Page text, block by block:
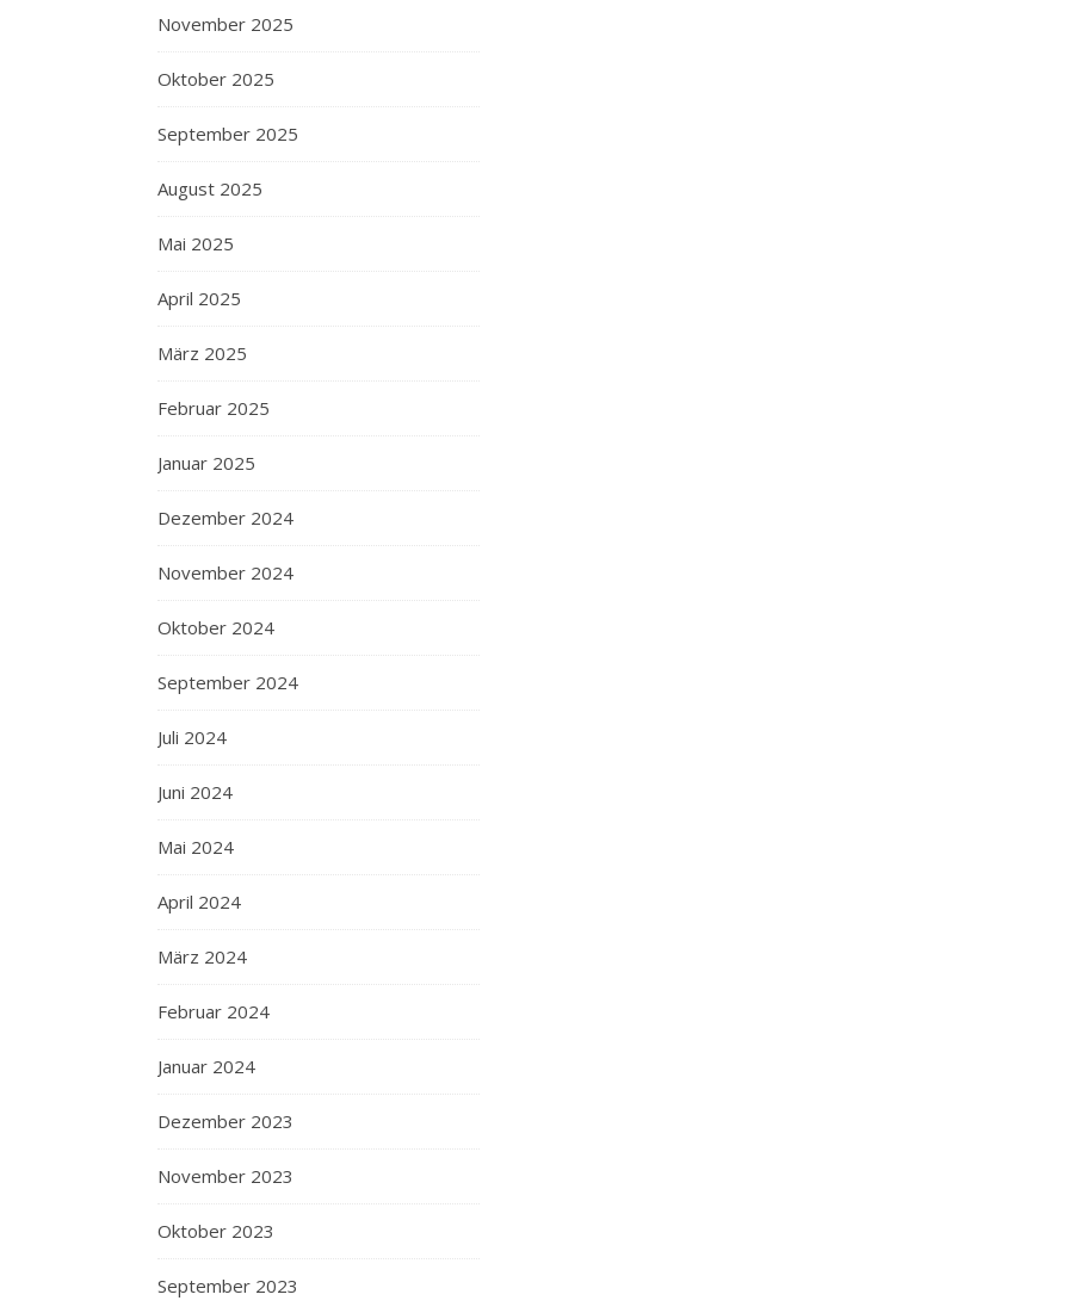
November 2025
Oktober 2025
September 2025
August 2025
Mai 2025
April 2025
März 2025
Februar 2025
Januar 2025
Dezember 2024
November 2024
Oktober 2024
September 2024
Juli 2024
Juni 2024
Mai 2024
April 2024
März 2024
Februar 2024
Januar 2024
Dezember 2023
November 2023
Oktober 2023
September 2023